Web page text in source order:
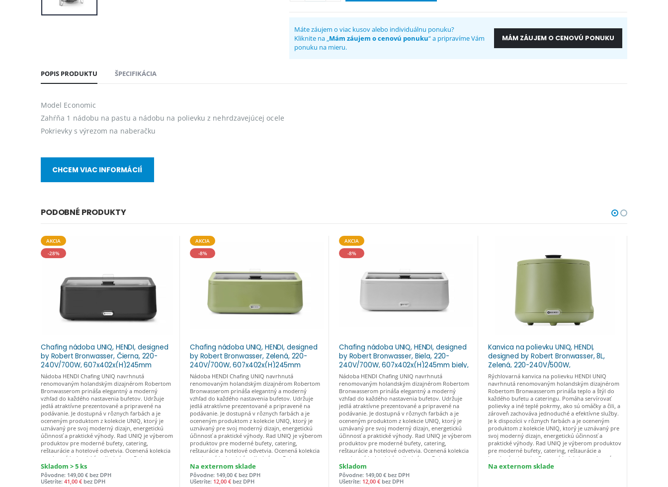
Máte záujem o viac kusov alebo individuálnu ponuku?
Kliknite na „Mám záujem o cenovú ponuku“ a pripravíme Vám
ponuku na mieru.
MÁM ZÁUJEM O CENOVÚ PONUKU
POPIS PRODUKTU ŠPECIFIKÁCIA
Model Economic
Zahŕňa 1 nádobu na pastu a nádobu na polievku z nehrdzavejúcej ocele
Pokrievky s výrezom na naberačku
CHCEM VIAC INFORMÁCIÍ
PODOBNÉ PRODUKTY
AKCIA
-28%
Chafing nádoba UNIQ, HENDI, designed
by Robert Bronwasser, Čierna, 220-
240V/700W, 607x402x(H)245mm
čierny, GN1/1, Kód: 470411
Nádoba HENDI Chafing UNIQ navrhnutá
renomovaným holandským dizajnérom Robertom
Bronwasserom prináša elegantný a moderný
vzhľad do každého nastavenia bufetov. Udržuje
jedlá atraktívne prezentované a pripravené na
podávanie. Je dostupná v rôznych farbách a je
oceneným produktom z kolekcie UNIQ, ktorý je
uznávaný pre svoj moderný dizajn, energetickú
účinnosť a praktické výhody. Rad UNIQ je výberom
produktov pre moderné bufety, catering,
reštaurácie a hotelové odvetvia. Ocenená kolekcia
navrhnutá holandským dizajnérom Robertom
Bronwasserom. Spája moderný dizajn s vysoko
kvalitným remeselným spracovaním. Nadčasová
farebná paleta, ktorá dopĺňa prezentáciu jedla a
Skladom > 5 ks
Pôvodne: 149,00 € bez DPH
Ušetríte: 41,00 € bez DPH
AKCIA
-8%
Chafing nádoba UNIQ, HENDI, designed
by Robert Bronwasser, Zelená, 220-
240V/700W, 607x402x(H)245mm
zeleny, GN1/1, Kód: 470435
Nádoba HENDI Chafing UNIQ navrhnutá
renomovaným holandským dizajnérom Robertom
Bronwasserom prináša elegantný a moderný
vzhľad do každého nastavenia bufetov. Udržuje
jedlá atraktívne prezentované a pripravené na
podávanie. Je dostupná v rôznych farbách a je
oceneným produktom z kolekcie UNIQ, ktorý je
uznávaný pre svoj moderný dizajn, energetickú
účinnosť a praktické výhody. Rad UNIQ je výberom
produktov pre moderné bufety, catering,
reštaurácie a hotelové odvetvia. Ocenená kolekcia
navrhnutá holandským dizajnérom Robertom
Bronwasserom. Spája moderný dizajn s vysoko
kvalitným remeselným spracovaním. Nadčasová
farebná paleta, ktorá dopĺňa prezentáciu jedla a
Na externom sklade
Pôvodne: 149,00 € bez DPH
Ušetríte: 12,00 € bez DPH
AKCIA
-8%
Chafing nádoba UNIQ, HENDI, designed
by Robert Bronwasser, Biela, 220-
240V/700W, 607x402x(H)245mm biely,
GN1/1, Kód: 470428
Nádoba HENDI Chafing UNIQ navrhnutá
renomovaným holandským dizajnérom Robertom
Bronwasserom prináša elegantný a moderný
vzhľad do každého nastavenia bufetov. Udržuje
jedlá atraktívne prezentované a pripravené na
podávanie. Je dostupná v rôznych farbách a je
oceneným produktom z kolekcie UNIQ, ktorý je
uznávaný pre svoj moderný dizajn, energetickú
účinnosť a praktické výhody. Rad UNIQ je výberom
produktov pre moderné bufety, catering,
reštaurácie a hotelové odvetvia. Ocenená kolekcia
navrhnutá holandským dizajnérom Robertom
Bronwasserom. Spája moderný dizajn s vysoko
kvalitným remeselným spracovaním. Nadčasová
farebná paleta, ktorá dopĺňa prezentáciu jedla a
Skladom
Pôvodne: 149,00 € bez DPH
Ušetríte: 12,00 € bez DPH
Kanvica na polievku UNIQ, HENDI,
designed by Robert Bronwasser, 8L,
Zelená, 220-240V/500W,
⌀365x(H)325mm zelený, Kód: 860540
Rýchlovarná kanvica na polievku HENDI UNIQ
navrhnutá renomovaným holandským dizajnérom
Robertom Bronwasserom prináša teplo a štýl do
každého bufetu a cateringu. Pomáha servírovať
polievky a iné teplé pokrmy, ako sú omáčky a čili, a
zároveň zachováva jednoduché a efektívne služby.
Je k dispozícii v rôznych farbách a je oceneným
produktom z kolekcie UNIQ, ktorý je uznávaný pre
svoj moderný dizajn, energetickú účinnosť a
praktické výhody. Rad UNIQ je výberom produktov
pre moderné bufety, catering, reštaurácie a
hotelové odvetvia. Ocenená kolekcia navrhnutá
holandským dizajnérom Robertom Bronwasserom.
Na externom sklade